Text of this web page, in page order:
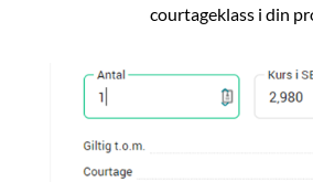
courtageklass i din